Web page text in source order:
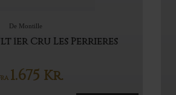
De Montille
1er Cru Les Perrieres
1.675 Kr.